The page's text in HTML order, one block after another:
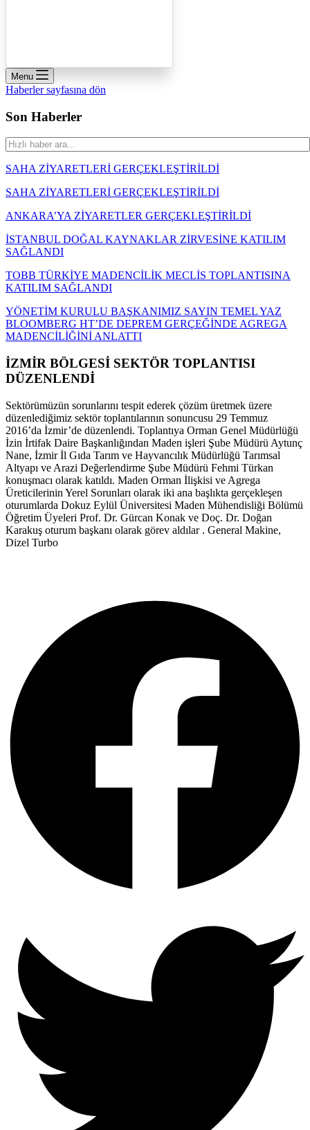
Menu
Haberler sayfasına dön
Son Haberler
SAHA ZİYARETLERİ GERÇEKLEŞTİRİLDİ
SAHA ZİYARETLERİ GERÇEKLEŞTİRİLDİ
ANKARA’YA ZİYARETLER GERÇEKLEŞTİRİLDİ
İSTANBUL DOĞAL KAYNAKLAR ZİRVESİNE KATILIM
SAĞLANDI
TOBB TÜRKİYE MADENCİLİK MECLİS TOPLANTISINA
KATILIM SAĞLANDI
YÖNETİM KURULU BAŞKANIMIZ SAYIN TEMEL YAZ
BLOOMBERG HT’DE DEPREM GERÇEĞİNDE AGREGA
MADENCİLİĞİNİ ANLATTI
İZMİR BÖLGESİ SEKTÖR TOPLANTISI
DÜZENLENDİ
Sektörümüzün sorunlarını tespit ederek çözüm üretmek üzere
düzenlediğimiz sektör toplantılarının sonuncusu 29 Temmuz
2016’da İzmir’de düzenlendi. Toplantıya Orman Genel Müdürlüğü
İzin İrtifak Daire Başkanlığından Maden işleri Şube Müdürü Aytunç
Nane, İzmir İl Gıda Tarım ve Hayvancılık Müdürlüğü Tarımsal
Altyapı ve Arazi Değerlendirme Şube Müdürü Fehmi Türkan
konuşmacı olarak katıldı. Maden Orman İlişkisi ve Agrega
Üreticilerinin Yerel Sorunları olarak iki ana başlıkta gerçekleşen
oturumlarda Dokuz Eylül Üniversitesi Maden Mühendisliği Bölümü
Öğretim Üyeleri Prof. Dr. Gürcan Konak ve Doç. Dr. Doğan
Karakuş oturum başkanı olarak görev aldılar . General Makine,
Dizel Turbo